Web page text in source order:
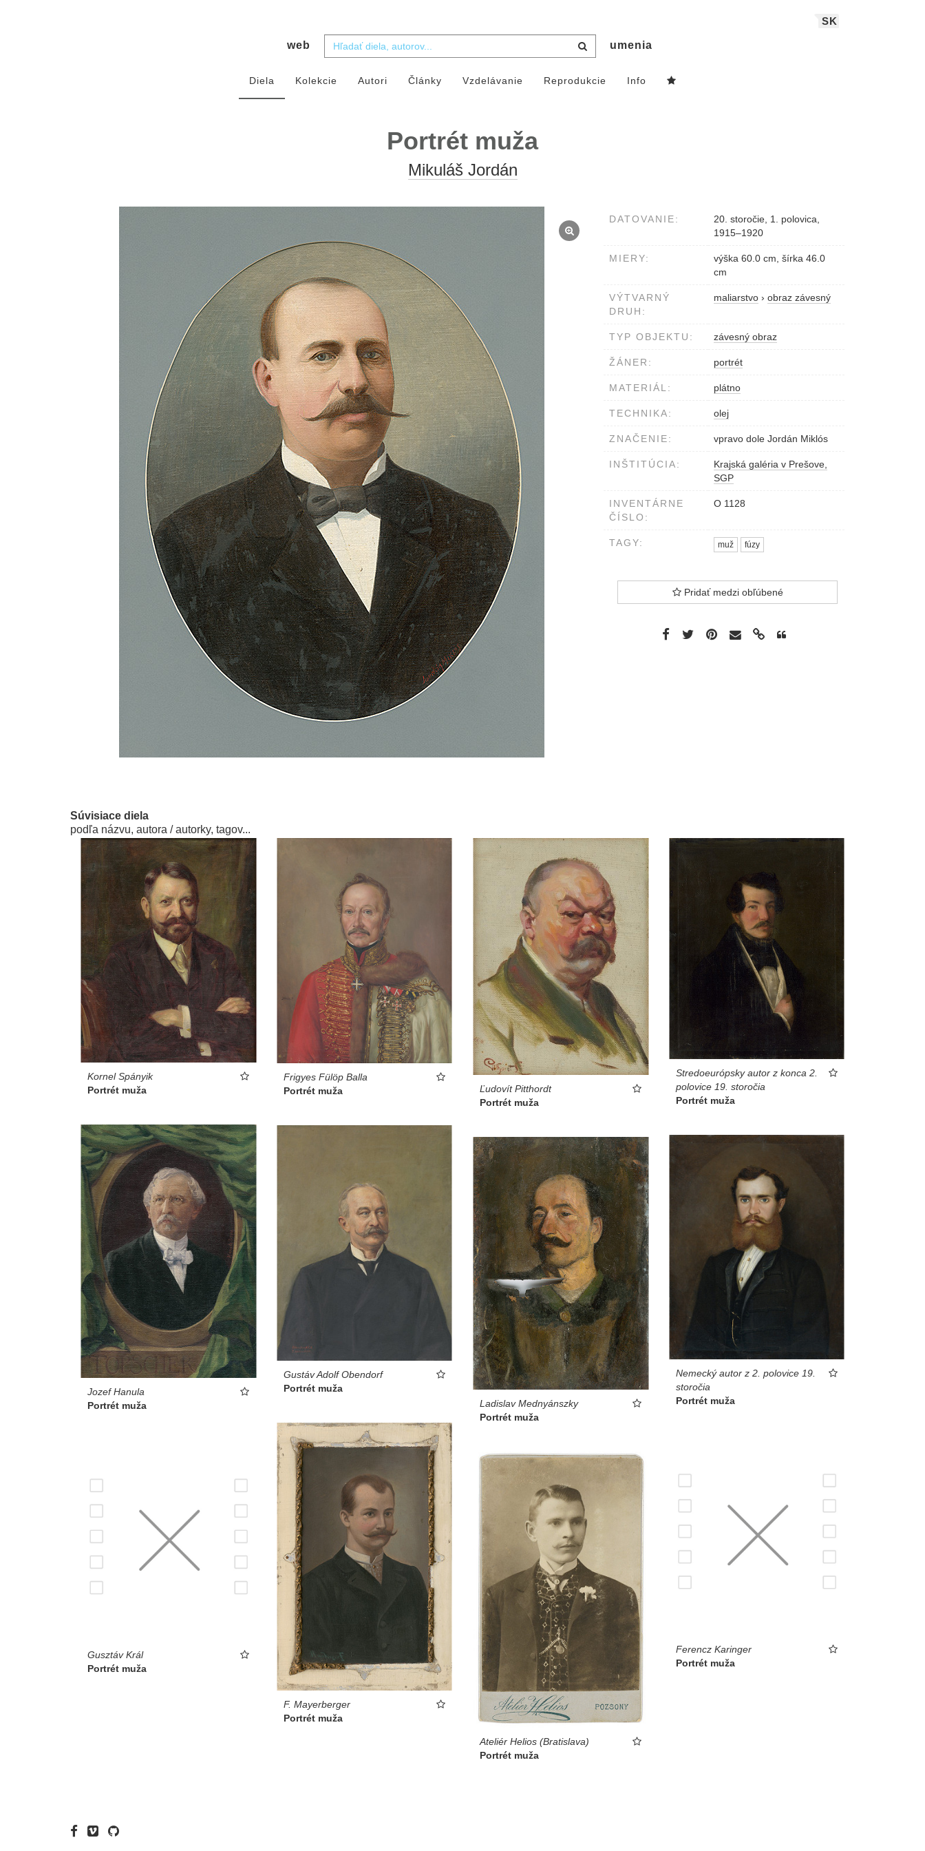
SK
web umenia
Diela Kolekcie Autori Články Vzdelávanie Reprodukcie Info
Portrét muža
Mikuláš Jordán
DATOVANIE:
20. storočie, 1. polovica,
1915–1920
MIERY:
výška 60.0 cm, šírka 46.0
cm
VÝTVARNÝ
DRUH:
maliarstvo › obraz závesný
TYP OBJEKTU: závesný obraz
ŽÁNER: portrét
MATERIÁL: plátno
TECHNIKA: olej
ZNAČENIE: vpravo dole Jordán Miklós
INŠTITÚCIA:
Krajská galéria v Prešove,
SGP
INVENTÁRNE
ČÍSLO:
O 1128
TAGY: muž fúzy
Pridať medzi obľúbené
Súvisiace diela
podľa názvu, autora / autorky, tagov...
Kornel Spányik
Portrét muža
Frigyes Fülöp Balla
Portrét muža
Ľudovít Pitthordt
Portrét muža
Stredoeurópsky autor z konca 2.
polovice 19. storočia
Portrét muža
Jozef Hanula
Portrét muža
Gustáv Adolf Obendorf
Portrét muža
Nemecký autor z 2. polovice 19.
storočia
Portrét muža
Ladislav Mednyánszky
Portrét muža
F. Mayerberger
Portrét muža
Ferencz Karinger
Portrét muža
Gusztáv Král
Portrét muža
Ateliér Helios (Bratislava)
Portrét muža